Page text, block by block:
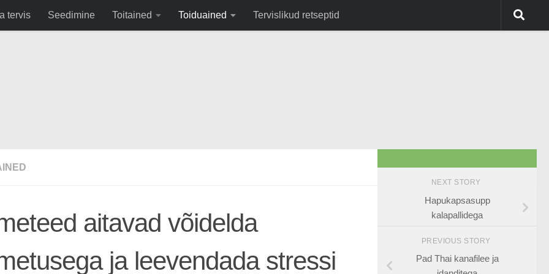
tervis Seedimine Toitained Toiduained Tervislikud retseptid
aitavad võidelda
ja leevendada stressi
NEXT STORY
Hapukapsasupp
kalapallidega
PREVIOUS STORY
Pad Thai kanafilee ja